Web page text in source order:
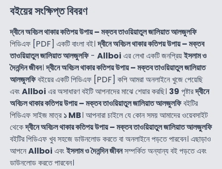
বইয়ের সংক্ষিপ্ত বিবরণ
দ্বীনে অবিচল থাকার কতিপয় উপায় – মক্তব তাওয়িয়াতুল জালিয়াত আলজুলফি
পিডিএফ [PDF] একটি বাংলা বই।দ্বীনে অবিচল থাকার কতিপয় উপায় – মক্তব
তাওয়িয়াতুল জালিয়াত আলজুলফি- Allboi এর লেখা একটি জনপ্রিয়ইসলাম ও
দৈনন্দিন জীবন।দ্বীনে অবিচল থাকার কতিপয় উপায় – মক্তব তাওয়িয়াতুল জালিয়াত
আলজুলফিবইয়ের একটি পিডিএফ [PDF] কপি আমরা অনলাইনে খুজে পেয়েছি
এবংAllboi এর অসাধারণ বইটি আপনাদের মাঝে শেয়ার করছি। 39 পৃষ্টারদ্বীনে
অবিচল থাকার কতিপয় উপায় – মক্তব তাওয়িয়াতুল জালিয়াত আলজুলফিবইটির
পিডিএফ সাইজ মাত্র১ MB। আপনারা চাইলে যে কোন সময় আমাদের ওয়েবসাইট
থেকেদ্বীনে অবিচল থাকার কতিপয় উপায় – মক্তব তাওয়িয়াতুল জালিয়াত আলজুলফি
বইটির পিডিএফ খুব সহজে ডাউনলোড করতে বা অনলাইনে পড়তে পারবেন। এছাড়াও
আপনেAllboi এবংইসলাম ও দৈনন্দিন জীবনসম্পর্কিত অন্যান্য বই পড়তে এবং
ডাউনলোড করতে পারবেন।